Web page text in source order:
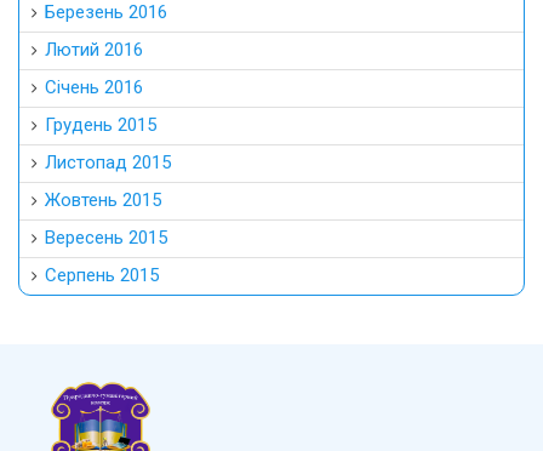
Березень 2016
Лютий 2016
Січень 2016
Грудень 2015
Листопад 2015
Жовтень 2015
Вересень 2015
Серпень 2015